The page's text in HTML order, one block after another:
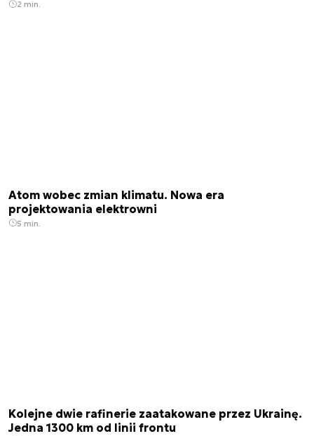
2 min.
Atom wobec zmian klimatu. Nowa era
projektowania elektrowni
5 min.
Kolejne dwie rafinerie zaatakowane przez Ukrainę.
Jedna 1300 km od linii frontu